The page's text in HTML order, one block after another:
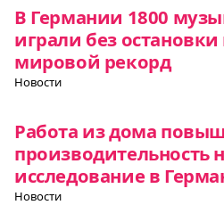
В Германии 1800
играли без
мировой рекорд
Новости
Работа из дома
производительность
исследование в
Новости